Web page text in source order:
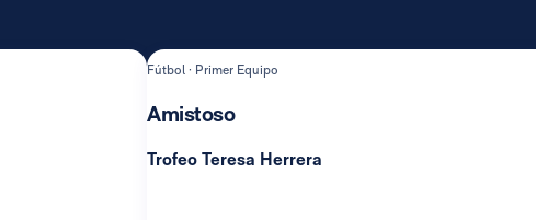
Fútbol · Primer Equipo
Amistoso
Trofeo Teresa Herrera